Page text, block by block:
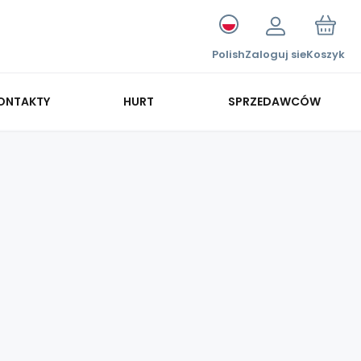
PolishZaloguj sieKoszyk
HURT SPRZEDAWCÓW